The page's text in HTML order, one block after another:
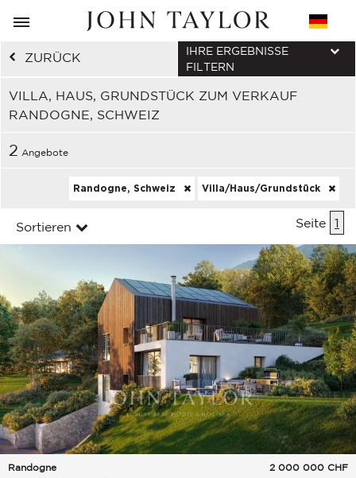
ZURÜCK
VILLA, HAUS, GRUNDSTÜCK ZUM VERKAUF
RANDOGNE, SCHWEIZ
IHRE ERGEBNISSE
FILTERN
2 Angebote
Randogne, Schweiz Villa/Haus/Grundstück
Sortieren Seite 1
Randogne
2 000 000 CHF